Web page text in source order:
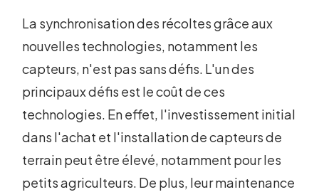
La synchronisation des récoltes grâce aux
nouvelles technologies, notamment les
capteurs, n'est pas sans défis. L'un des
principaux défis est le coût de ces
technologies. En effet, l'investissement initial
dans l'achat et l'installation de capteurs de
terrain peut être élevé, notamment pour les
petits agriculteurs. De plus, leur maintenance